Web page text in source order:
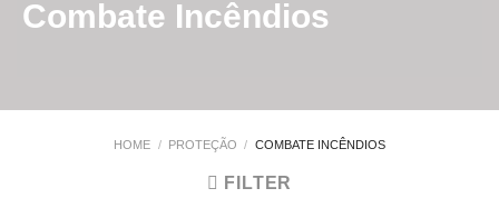
Combate Incêndios
HOME / PROTEÇÃO / COMBATE INCÊNDIOS
FILTER